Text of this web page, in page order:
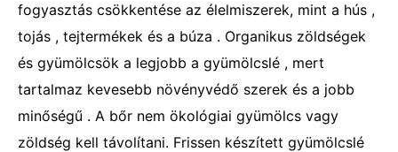
fogyasztás csökkentése az élelmiszerek, mint a hús ,
tojás , tejtermékek és a búza . Organikus zöldségek
és gyümölcsök a legjobb a gyümölcslé , mert
tartalmaz kevesebb növényvédő szerek és a jobb
minőségű . A bőr nem ökológiai gyümölcs vagy
zöldség kell távolítani. Frissen készített gyümölcslé